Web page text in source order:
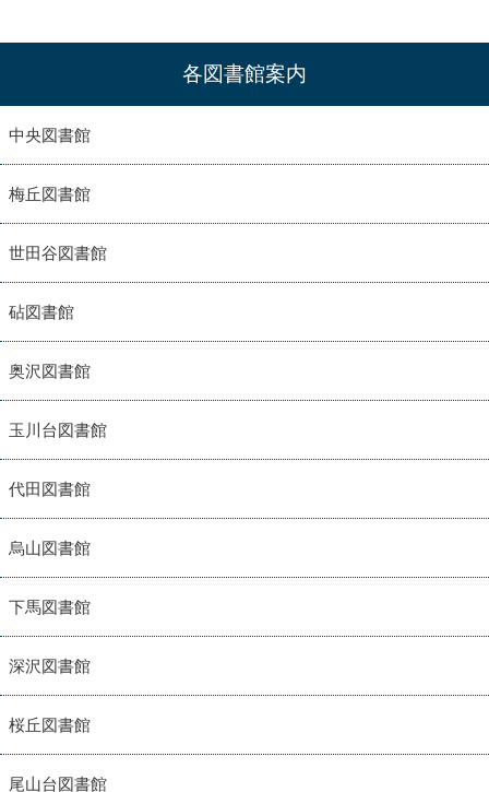
各図書館案内
中央図書館
梅丘図書館
世田谷図書館
砧図書館
奥沢図書館
玉川台図書館
代田図書館
烏山図書館
下馬図書館
深沢図書館
桜丘図書館
尾山台図書館